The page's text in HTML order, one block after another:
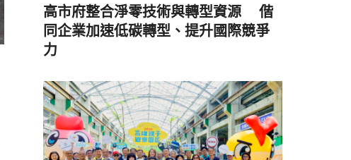
高市府整合淨零技術與轉型資源 偕
同企業加速低碳轉型、提升國際競爭
力